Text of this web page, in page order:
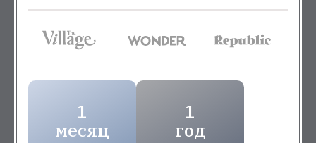
1
месяц
1
год